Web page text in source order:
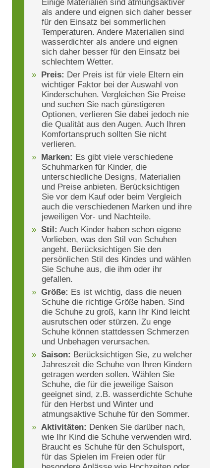
Einige Materialien sind atmungsaktiver
als andere und eignen sich daher besser
für den Einsatz bei sommerlichen
Temperaturen. Andere Materialien sind
wasserdichter als andere und eignen
sich daher besser für den Einsatz bei
schlechtem Wetter.
Preis: Der Preis ist für viele Eltern ein
wichtiger Faktor bei der Auswahl von
Kinderschuhen. Vergleichen Sie Preise
und suchen Sie nach günstigeren
Optionen, verlieren Sie dabei jedoch nie
die Qualität aus den Augen. Auch Ihren
Komfortanspruch sollten Sie nicht
verlieren.
Marken: Es gibt viele verschiedene
Schuhmarken für Kinder, die
unterschiedliche Designs, Materialien
und Preise anbieten. Berücksichtigen
Sie vor dem Kauf oder beim Vergleich
auch die verschiedenen Marken und ihre
jeweiligen Vor- und Nachteile.
Stil: Auch Kinder haben schon eigene
Vorlieben, was den Stil von Schuhen
angeht. Berücksichtigen Sie den
persönlichen Stil des Kindes und wählen
Sie Schuhe aus, die ihm oder ihr
gefallen.
Größe: Es ist wichtig, dass die neuen
Schuhe die richtige Größe haben. Sind
die Schuhe zu groß, kann Ihr Kind leicht
ausrutschen oder stürzen. Zu enge
Schuhe können stattdessen Schmerzen
und Unbehagen verursachen.
Saison: Berücksichtigen Sie, zu welcher
Jahreszeit die Schuhe von Ihren Kindern
getragen werden sollen. Wählen Sie
Schuhe, die für die jeweilige Saison
geeignet sind, z.B. wasserdichte Schuhe
für den Herbst und Winter und
atmungsaktive Schuhe für den Sommer.
Aktivitäten: Denken Sie darüber nach,
wie Ihr Kind die Schuhe verwenden wird.
Braucht es Schuhe für den Schulsport,
für das Spielen im Freien oder für